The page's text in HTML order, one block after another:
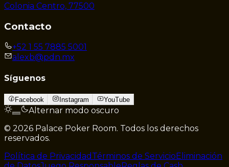
Colonia Centro, 77500
Contacto
+52 1 55 7885 5001
alexb@pdn.mx
Síguenos
Facebook Instagram YouTube
Alternar modo oscuro
© 2026 Palace Poker Room. Todos los derechos
reservados.
Política de Privacidad Términos de Servicio Eliminación